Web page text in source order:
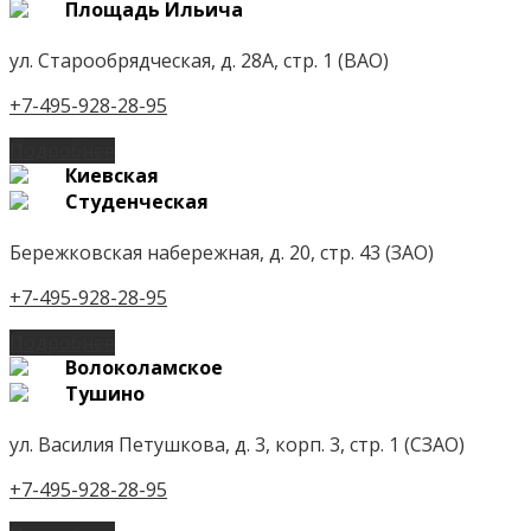
Площадь Ильича
ул. Старообрядческая, д. 28А, стр. 1 (ВАО)
+7-495-928-28-95
Киевская
Студенческая
Бережковская набережная, д. 20, стр. 43 (ЗАО)
+7-495-928-28-95
Волоколамское
Тушино
ул. Василия Петушкова, д. 3, корп. 3, стр. 1 (СЗАО)
+7-495-928-28-95